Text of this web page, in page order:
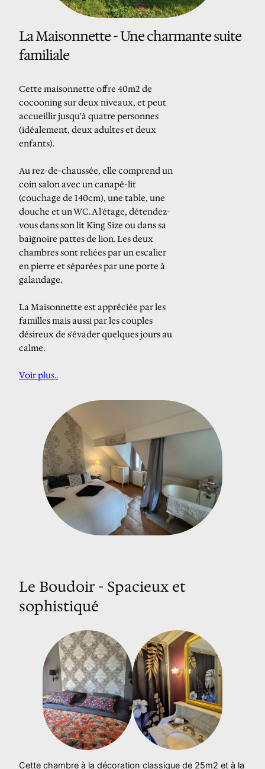
La Maisonnette - Une charmante suite
familiale
Cette maisonnette offre 40m2 de
cocooning sur deux niveaux, et peut
accueillir jusqu'à quatre personnes
(idéalement, deux adultes et deux
enfants).
Au rez-de-chaussée, elle comprend un
coin salon avec un canapé-lit
(couchage de 140cm), une table, une
douche et un WC. A l'étage, détendez-
vous dans son lit King Size ou dans sa
baignoire pattes de lion. Les deux
chambres sont reliées par un escalier
en pierre et séparées par une porte à
galandage.
La Maisonnette est appréciée par les
familles mais aussi par les couples
désireux de s'évader quelques jours au
calme.
Voir plus..
Le Boudoir - Spacieux et
sophistiqué
Cette chambre à la décoration classique de 25m2 et à la